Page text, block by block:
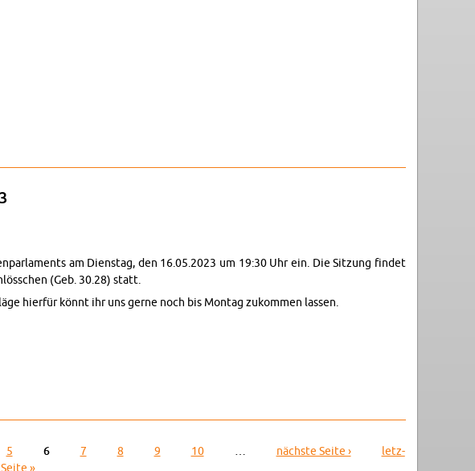
am Diens­tag, den 16.05.2023 um 19:30 Uhr ein. Die Sit­zung fin­det
(Geb. 30.28) statt.
hier­für könnt ihr uns gerne noch bis Mon­tag zu­kom­men las­sen.
5 6 7 8 9 10 … nächs­te Seite ›
letz­
»